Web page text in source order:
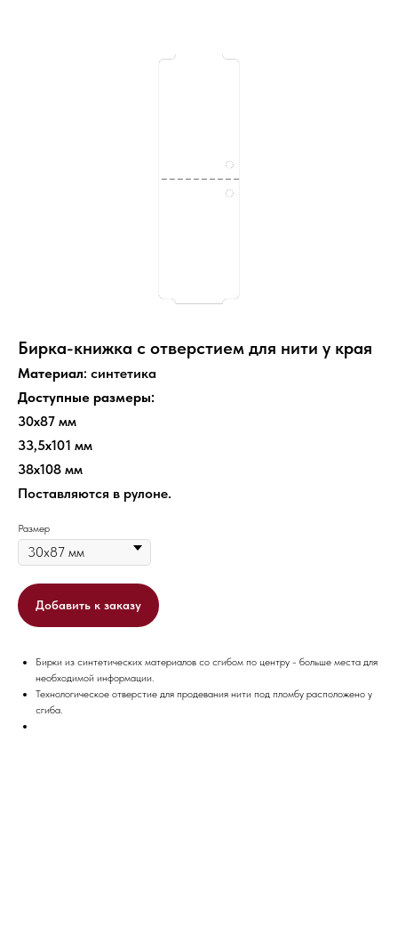
Бирка-книжка с отверстием для нити у края
Материал: синтетика
Доступные размеры:
30х87 мм
33,5х101 мм
38х108 мм
Поставляются в рулоне.
Размер
Добавить к заказу
Бирки из синтетических материалов со сгибом по центру - больше места для
необходимой информации.
Технологическое отверстие для продевания нити под пломбу расположено у
сгиба.